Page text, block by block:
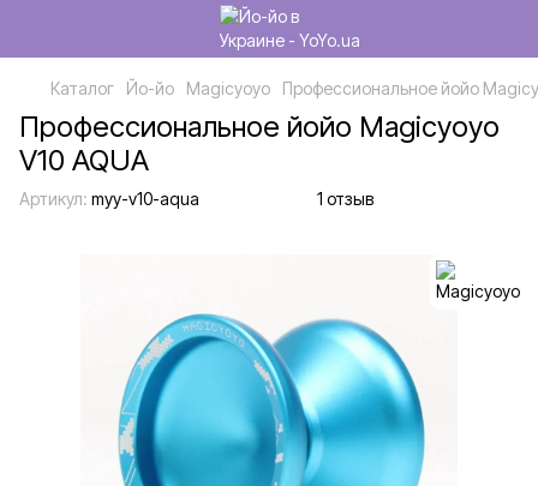
Каталог Йо-йо Magicyoyo Профессиональное йойо
Профессиональное йойо Magicyoyo
V10 AQUA
Артикул: myy-v10-aqua 1 отзыв